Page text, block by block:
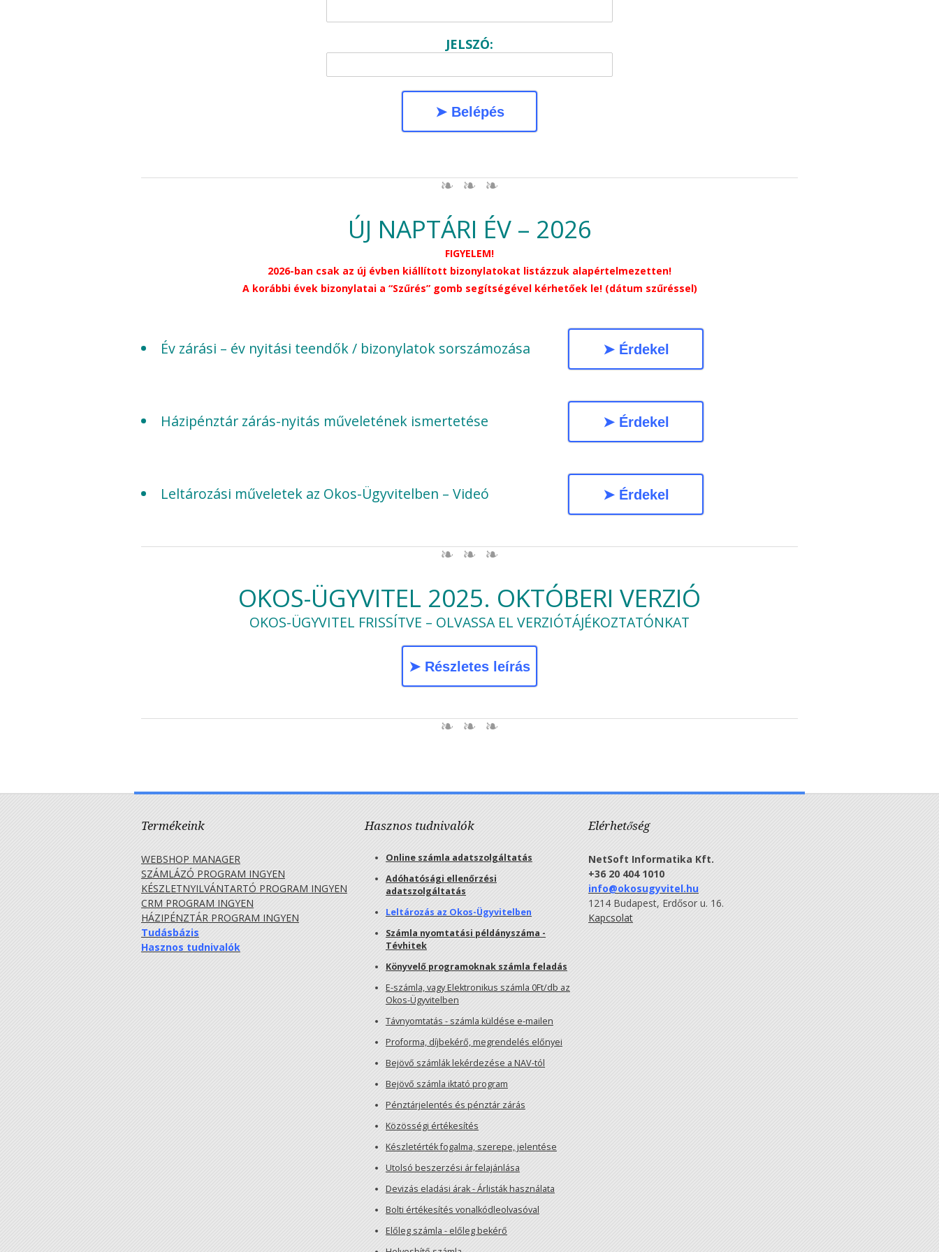
JELSZÓ:
➤ Belépés
ÚJ NAPTÁRI ÉV – 2026
FIGYELEM!
2026-ban csak az új évben kiállított bizonylatokat listázzuk alapértelmezetten!
A korábbi évek bizonylatai a “Szűrés” gomb segítségével kérhetőek le! (dátum szűréssel)
Év zárási – év nyitási teendők / bizonylatok sorszámozása ➤ Érdekel
Házipénztár zárás-nyitás műveletének ismertetése ➤ Érdekel
Leltározási műveletek az Okos-Ügyvitelben – Videó ➤ Érdekel
OKOS-ÜGYVITEL 2025. OKTÓBERI VERZIÓ
OKOS-ÜGYVITEL FRISSÍTVE – OLVASSA EL VERZIÓTÁJÉKOZTATÓNKAT
➤ Részletes leírás
Termékeink
WEBSHOP MANAGER
SZÁMLÁZÓ PROGRAM INGYEN
KÉSZLETNYILVÁNTARTÓ PROGRAM INGYEN
CRM PROGRAM INGYEN
HÁZIPÉNZTÁR PROGRAM INGYEN
Tudásbázis
Hasznos tudnivalók
Hasznos tudnivalók
Online számla adatszolgáltatás
Adóhatósági ellenőrzési
adatszolgáltatás
Leltározás az Okos-Ügyvitelben
Számla nyomtatási példányszáma -
Tévhitek
Könyvelő programoknak számla feladás
E-számla, vagy Elektronikus számla 0Ft/db az
Okos-Ügyvitelben
Távnyomtatás - számla küldése e-mailen
Proforma, díjbekérő, megrendelés előnyei
Bejövő számlák lekérdezése a NAV-tól
Bejövő számla iktató program
Pénztárjelentés és pénztár zárás
Közösségi értékesítés
Készletérték fogalma, szerepe, jelentése
Utolsó beszerzési ár felajánlása
Devizás eladási árak - Árlisták használata
Bolti értékesítés vonalkódleolvasóval
Előleg számla - előleg bekérő
Elérhetőség
NetSoft Informatika Kft.
+36 20 404 1010
info@okosugyvitel.hu
1214 Budapest, Erdősor u. 16.
Kapcsolat